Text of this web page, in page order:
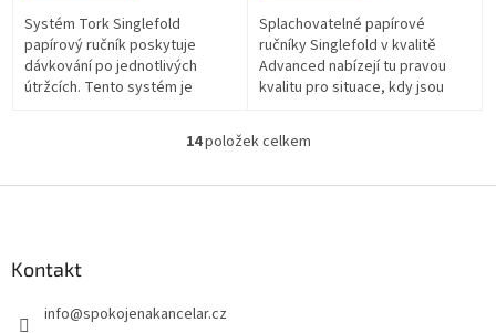
Systém Tork Singlefold
papírový ručník poskytuje
dávkování po jednotlivých
útržcích. Tento systém je
Splachovatelné papírové
ručníky Singlefold v kvalitě
Advanced nabízejí tu pravou
kvalitu pro situace, kdy jsou
O
l
14položek celkem
Kontakt
info@spokojenakancelar.cz